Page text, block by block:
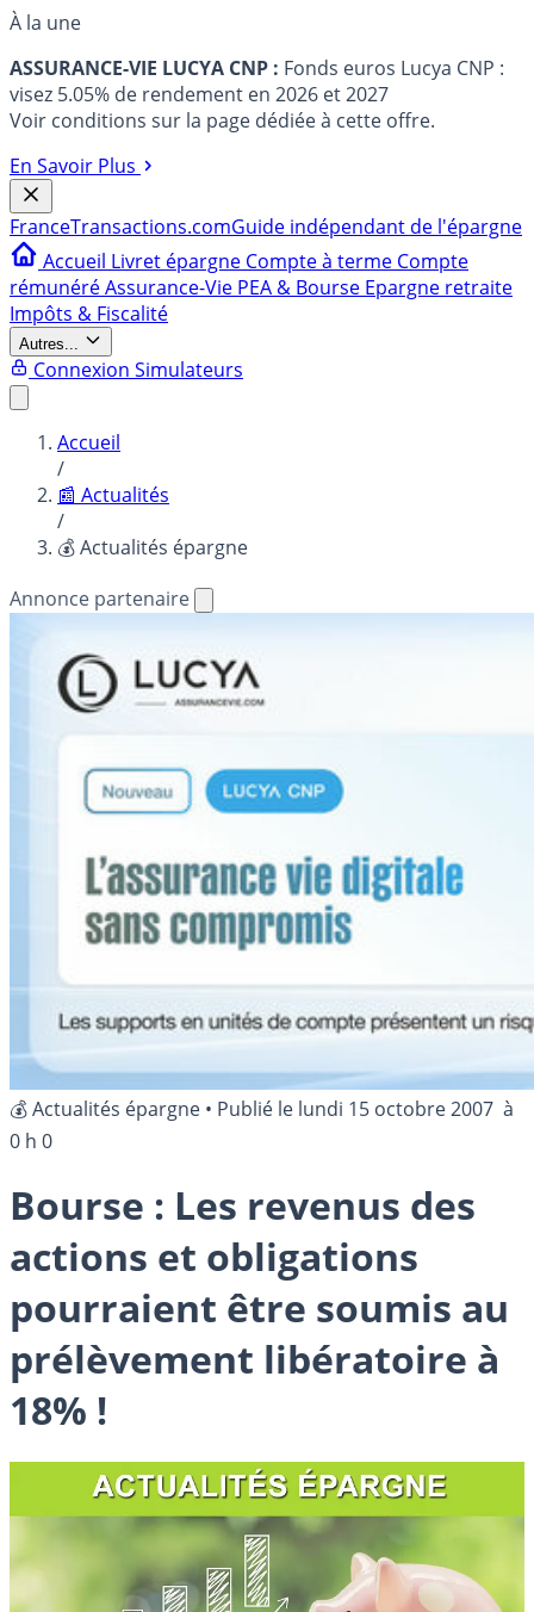
À la une
ASSURANCE-VIE LUCYA CNP : Fonds euros Lucya CNP :
visez 5.05% de rendement en 2026 et 2027
Voir conditions sur la page dédiée à cette offre.
En Savoir Plus
FranceTransactions.comGuide indépendant de l'épargne
Accueil Livret épargne Compte à terme Compte
rémunéréAssurance-Vie PEA & Bourse Epargne retraite
Impôts & Fiscalité
Autres...
Connexion Simulateurs
Accueil
/
📰 Actualités
/
💰 Actualités épargne
Annonce partenaire
💰 Actualités épargne • Publié le lundi 15 octobre 2007 à
0 h 0
Bourse : Les revenus des
actions et obligations
pourraient être soumis au
prélèvement libératoire à
18% !